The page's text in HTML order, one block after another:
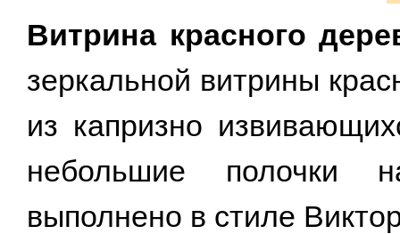
Витрина красного
зеркальной витрины
из капризно
небольшие полочки
выполнено в стиле